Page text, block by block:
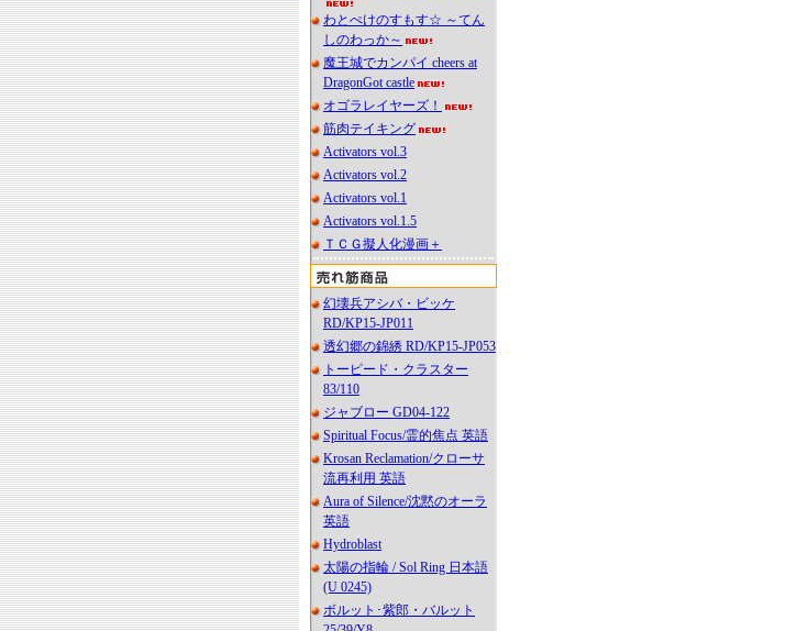
わとぺけのすもす☆ ～てん
しのわっか～
魔王城でカンパイ cheers at
DragonGot castle
オゴラレイヤーズ！
筋肉テイキング
Activators vol.3
Activators vol.2
Activators vol.1
Activators vol.1.5
ＴＣＧ擬人化漫画＋
幻壊兵アシバ・ビッケ
RD/KP15-JP011
透幻郷の錦綉 RD/KP15-JP053
トーピード・クラスター
83/110
ジャブロー GD04-122
Spiritual Focus/霊的焦点 英語
Krosan Reclamation/クローサ
流再利用 英語
Aura of Silence/沈黙のオーラ
英語
Hydroblast
太陽の指輪 / Sol Ring 日本語
(U 0245)
ボルット･紫郎・バルット